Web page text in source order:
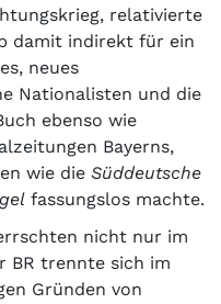
relativierte
damit indirekt für ein
neues
Nationalisten und die
ebenso wie
Bayerns,
wie die Süddeutsche
fassungslos machte.
nicht nur im
BR trennte sich im
Gründen von